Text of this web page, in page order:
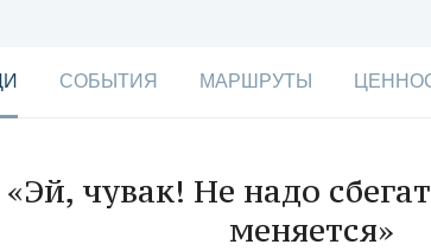
СОБЫТИЯ МАРШРУТЫ
«Эй, чувак! Не надо
меняется»